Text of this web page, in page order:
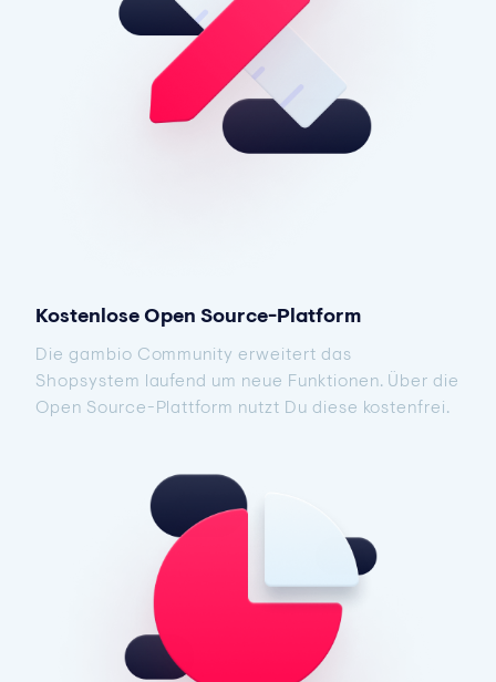
Kostenlose Open Source-Platform
Die gambio Community erweitert das
Shopsystem laufend um neue Funktionen. Über die
Open Source-Plattform nutzt Du diese kostenfrei.